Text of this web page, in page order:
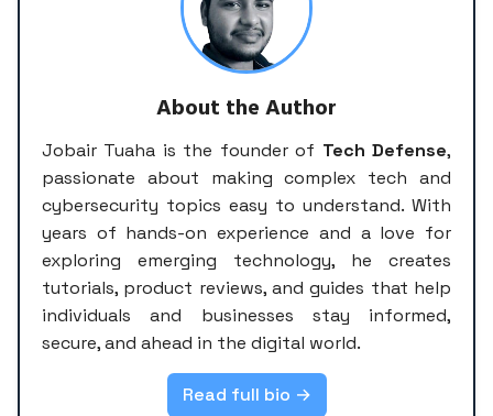
About the Author
Jobair Tuaha is the founder of Tech Defense,
passionate about making complex tech and
cybersecurity topics easy to understand. With
years of hands-on experience and a love for
exploring emerging technology, he creates
tutorials, product reviews, and guides that help
individuals and businesses stay informed,
secure, and ahead in the digital world.
Read full bio →